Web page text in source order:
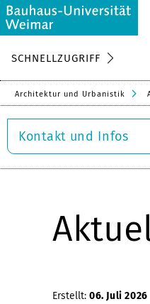
SCHNELLZUGRIFF
Architektur und Urbanistik
Kontakt und Infos
Erstellt: 06. Juli 2026